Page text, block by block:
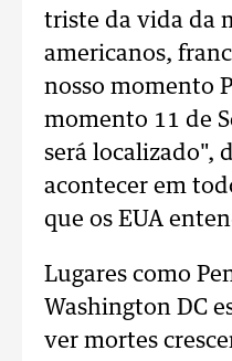
triste da vida da
americanos,
nosso momento
momento 11 de
será localizado",
acontecer em
que os EUA
Lugares como
Washington DC
ver mortes